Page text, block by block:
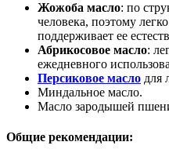
Жожоба масло: по
человека, поэтому
поддерживает ее
Абрикосовое масло:
ежедневного
Персиковое масло для
Миндальное масло.
Масло зародышей
Общие рекомендации: